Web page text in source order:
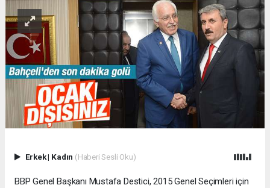
Erkek| Kadın (Haberi Sesli Oku)
BBP Genel Başkanı Mustafa Destici, 2015 Genel Seçimleri için